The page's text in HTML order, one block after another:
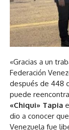
«Gracias a un
Federación
después de 448
puede
«Chiqui» Tapia
dio a conocer
Venezuela fue